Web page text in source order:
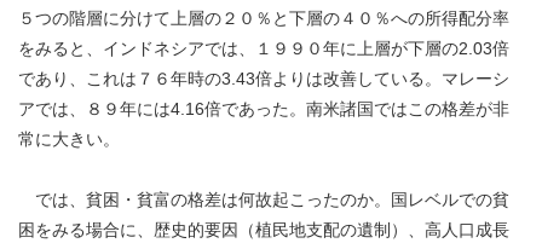
５つの階層に分けて上層の２０％と下層の４０％への所得配分率
をみると、インドネシアでは、１９９０年に上層が下層の2.03倍
であり、これは７６年時の3.43倍よりは改善している。マレーシ
アでは、８９年には4.16倍であった。南米諸国ではこの格差が非
常に大きい。
では、貧困・貧富の格差は何故起こったのか。国レベルでの貧
困をみる場合に、歴史的要因（植民地支配の遺制）、高人口成長